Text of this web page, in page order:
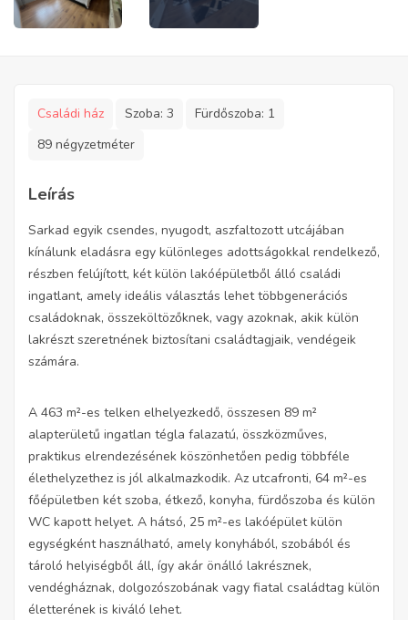
Családi ház Szoba: 3 Fürdőszoba: 1
89 négyzetméter
Leírás
Sarkad egyik csendes, nyugodt, aszfaltozott utcájában
kínálunk eladásra egy különleges adottságokkal rendelkező,
részben felújított, két külön lakóépületből álló családi
ingatlant, amely ideális választás lehet többgenerációs
családoknak, összeköltözőknek, vagy azoknak, akik külön
lakrészt szeretnének biztosítani családtagjaik, vendégeik
számára.
A 463 m²-es telken elhelyezkedő, összesen 89 m²
alapterületű ingatlan tégla falazatú, összközműves,
praktikus elrendezésének köszönhetően pedig többféle
élethelyzethez is jól alkalmazkodik. Az utcafronti, 64 m²-es
főépületben két szoba, étkező, konyha, fürdőszoba és külön
WC kapott helyet. A hátsó, 25 m²-es lakóépület külön
egységként használható, amely konyhából, szobából és
tároló helyiségből áll, így akár önálló lakrésznek,
vendégháznak, dolgozószobának vagy fiatal családtag külön
életterének is kiváló lehet.